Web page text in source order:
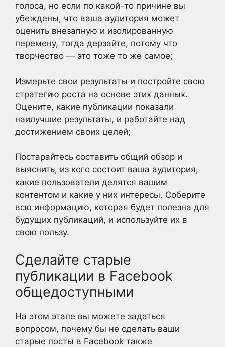
голоса, но если по какой-то причине вы
убеждены, что ваша аудитория может
оценить внезапную и изолированную
перемену, тогда дерзайте, потому что
творчество — это тоже то же самое;
Измерьте свои результаты и постройте свою
стратегию роста на основе этих данных.
Оцените, какие публикации показали
наилучшие результаты, и работайте над
достижением своих целей;
Постарайтесь составить общий обзор и
выяснить, из кого состоит ваша аудитория,
какие пользователи делятся вашим
контентом и какие у них интересы. Соберите
всю информацию, которая будет полезна для
будущих публикаций, и используйте их в
свою пользу.
Сделайте старые
публикации в Facebook
общедоступными
На этом этапе вы можете задаться
вопросом, почему бы не сделать ваши
старые посты в Facebook также